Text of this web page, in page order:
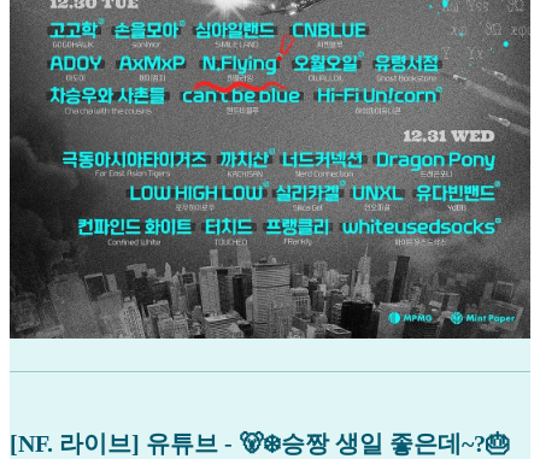
[NF. 라이브] 유튜브 - 🐻‍❄️승짱 생일 좋은데~?🎂